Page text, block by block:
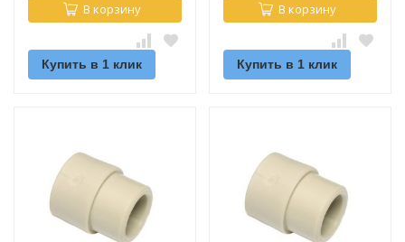
В корзину
Купить в 1 клик
В корзину
Купить в 1 клик